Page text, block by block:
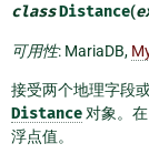
classDistance(
可用性: MariaDB,
接受两个地理字段
Distance对象。
浮点值。